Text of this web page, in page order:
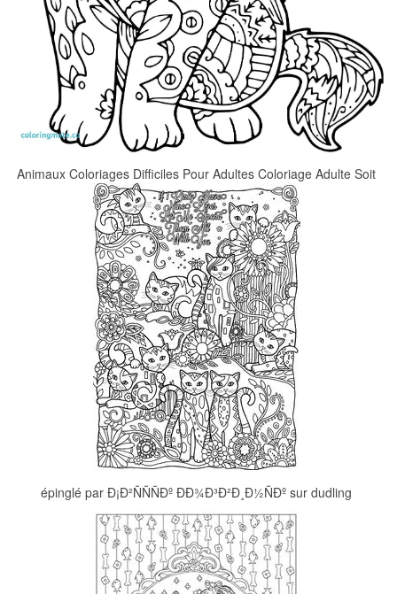
Animaux Coloriages Difficiles Pour Adultes Coloriage Adulte Soit
épinglé par Ð¡Ð²ÑÑÑÐº ÐÐ¾Ð³Ð²Ð¸Ð½ÑÐº sur dudling